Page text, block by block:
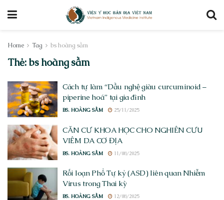
Home Tag bs hoàng sầm
Thẻ:bs hoàng sầm
Cách tự làm “Dầu nghệ giàu curcuminoid –
piperine hoá” tại gia đình
BS. HOÀNG SẦM 25/11/2025
CĂN CỨ KHOA HỌC CHO NGHIÊN CỨU
VIÊM DA CƠ ĐỊA
BS. HOÀNG SẦM 11/08/2025
Rối loạn Phổ Tự kỷ (ASD) liên quan Nhiễm
Virus trong Thai kỳ
BS. HOÀNG SẦM 12/08/2025